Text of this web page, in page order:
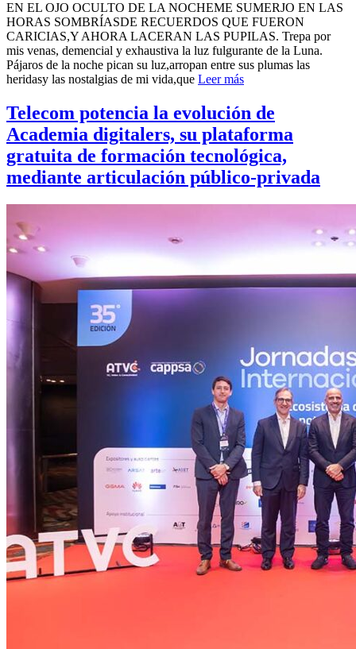
EN EL OJO OCULTO DE LA NOCHEME SUMERJO EN LAS
HORAS SOMBRÍASDE RECUERDOS QUE FUERON
CARICIAS,Y AHORA LACERAN LAS PUPILAS. Trepa por
mis venas, demencial y exhaustiva la luz fulgurante de la Luna.
Pájaros de la noche pican su luz,arropan entre sus plumas las
heridasy las nostalgias de mi vida,que Leer más
Telecom potencia la evolución de
Academia digitalers, su plataforma
gratuita de formación tecnológica,
mediante articulación público-privada